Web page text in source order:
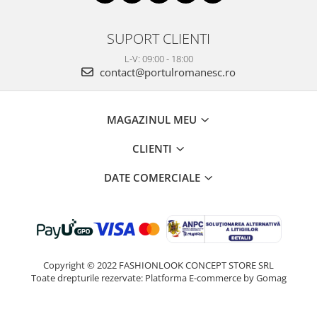
SUPORT CLIENTI
L-V: 09:00 - 18:00
contact@portulromanesc.ro
MAGAZINUL MEU
CLIENTI
DATE COMERCIALE
Copyright © 2022 FASHIONLOOK CONCEPT STORE SRL
Toate drepturile rezervate: Platforma E-commerce by Gomag